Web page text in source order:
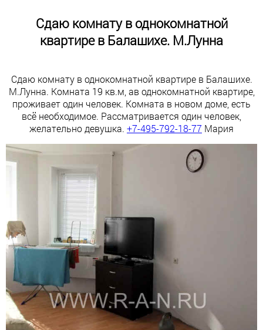
Сдаю комнату в однокомнатной
квартире в Балашихе. М.Лунна
Сдаю комнату в однокомнатной квартире в Балашихе.
М.Лунна. Комната 19 кв.м, ав однокомнатной квартире,
проживает один человек. Комната в новом доме, есть
всё необходимое. Рассматривается один человек,
желательно девушка. +7-495-792-18-77 Мария